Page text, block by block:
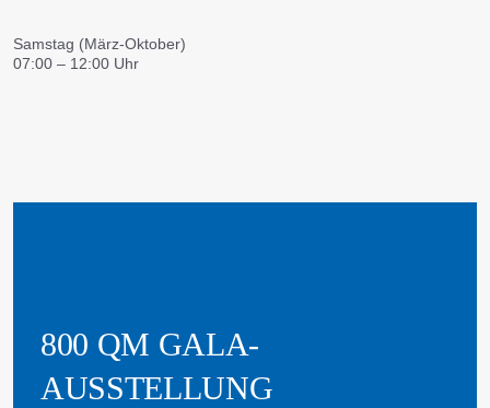
Samstag (März-Oktober)
07:00 – 12:00 Uhr
800 QM GALA-
AUSSTELLUNG